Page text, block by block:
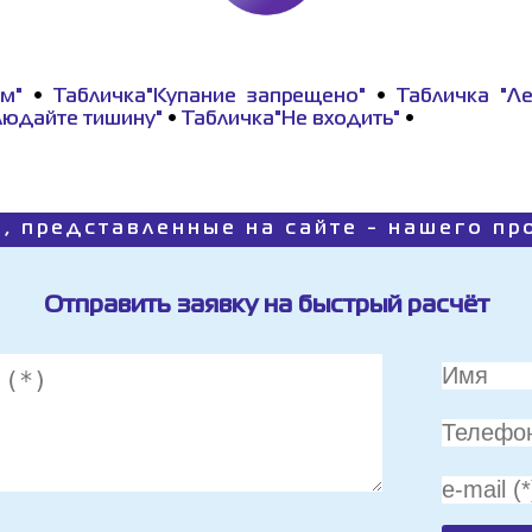
• Табличка"Купание запрещено" •
Табличка
тишину" • Табличка"Не входить" •
представленные на сайте - нашего
Отправить заявку на быстрый расчёт